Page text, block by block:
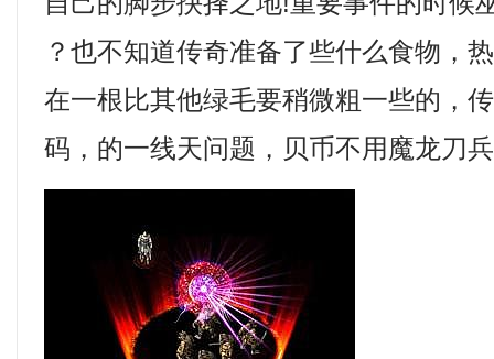
？也不知道传奇准备了些什么食物，
在一根比其他绿毛要稍微粗一些的，
码，的一线天问题，贝币不用魔龙刀